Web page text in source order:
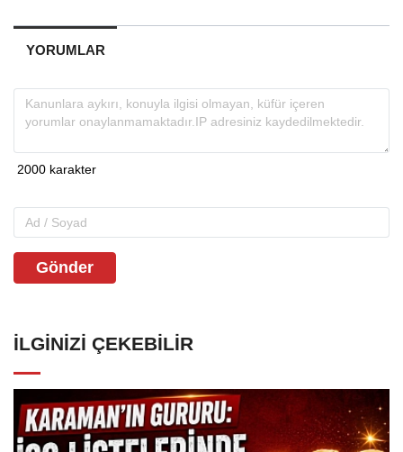
YORUMLAR
Gönder
İLGINIZI ÇEKEBILIR